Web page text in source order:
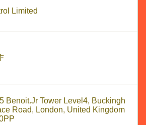
Limited
Benoit.Jr Tower Level4, Buckingh
Road, London, United Kingdom